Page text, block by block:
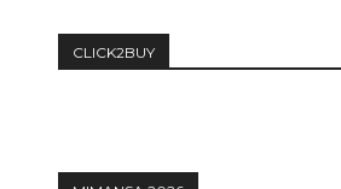
CLICK2BUY